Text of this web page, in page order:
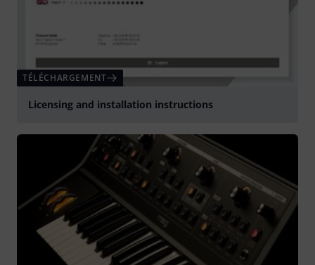
TÉLÉCHARGEMENT
Licensing and installation instructions